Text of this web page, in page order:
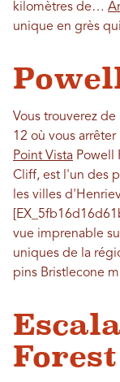
kilomètres de…
unique en grès
Vous trouverez
12 où vous
Point Vista Powell
Cliff, est l'un des
les villes
vue imprenable
uniques de la
pins Bristlecone